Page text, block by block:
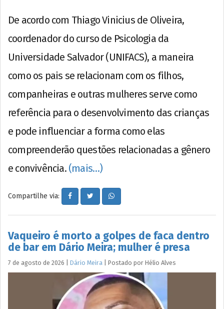
De acordo com Thiago Vinicius de Oliveira,
coordenador do curso de Psicologia da
Universidade Salvador (UNIFACS), a maneira
como os pais se relacionam com os filhos,
companheiras e outras mulheres serve como
referência para o desenvolvimento das crianças
e pode influenciar a forma como elas
compreenderão questões relacionadas a gênero
e convivência. (mais…)
Compartilhe via:
Vaqueiro é morto a golpes de faca dentro
de bar em Dário Meira; mulher é presa
7 de agosto de 2026 Dário Meira Postado por Hélio Alves